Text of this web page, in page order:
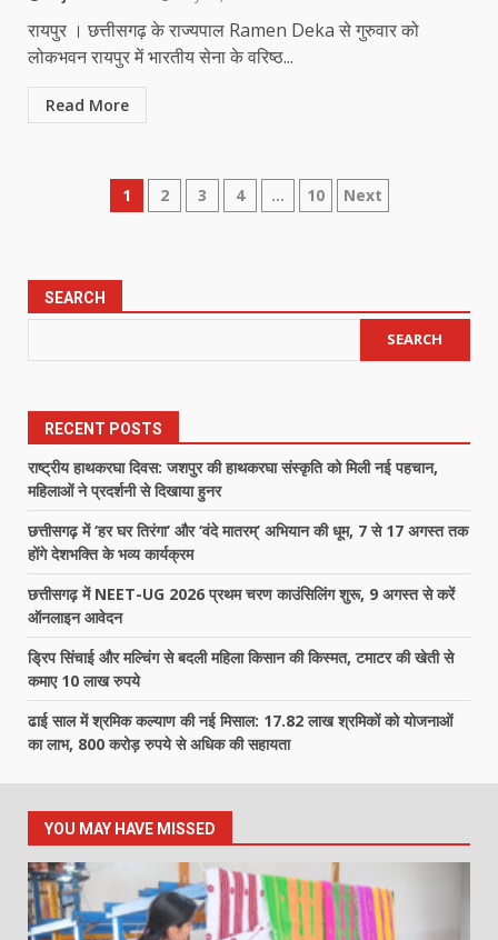
रायपुर । छत्तीसगढ़ के राज्यपाल Ramen Deka से गुरुवार को
लोकभवन रायपुर में भारतीय सेना के वरिष्ठ...
Read More
Posts
1 2 3 4 … 10 Next
SEARCH
SEARCH
RECENT POSTS
राष्ट्रीय हाथकरघा दिवस: जशपुर की हाथकरघा संस्कृति को मिली नई पहचान,
महिलाओं ने प्रदर्शनी से दिखाया हुनर
छत्तीसगढ़ में ‘हर घर तिरंगा’ और ‘वंदे मातरम्’ अभियान की धूम, 7 से 17 अगस्त तक
होंगे देशभक्ति के भव्य कार्यक्रम
छत्तीसगढ़ में NEET-UG 2026 प्रथम चरण काउंसिलिंग शुरू, 9 अगस्त से करें
ऑनलाइन आवेदन
ड्रिप सिंचाई और मल्चिंग से बदली महिला किसान की किस्मत, टमाटर की खेती से
कमाए 10 लाख रुपये
ढाई साल में श्रमिक कल्याण की नई मिसाल: 17.82 लाख श्रमिकों को योजनाओं
का लाभ, 800 करोड़ रुपये से अधिक की सहायता
YOU MAY HAVE MISSED